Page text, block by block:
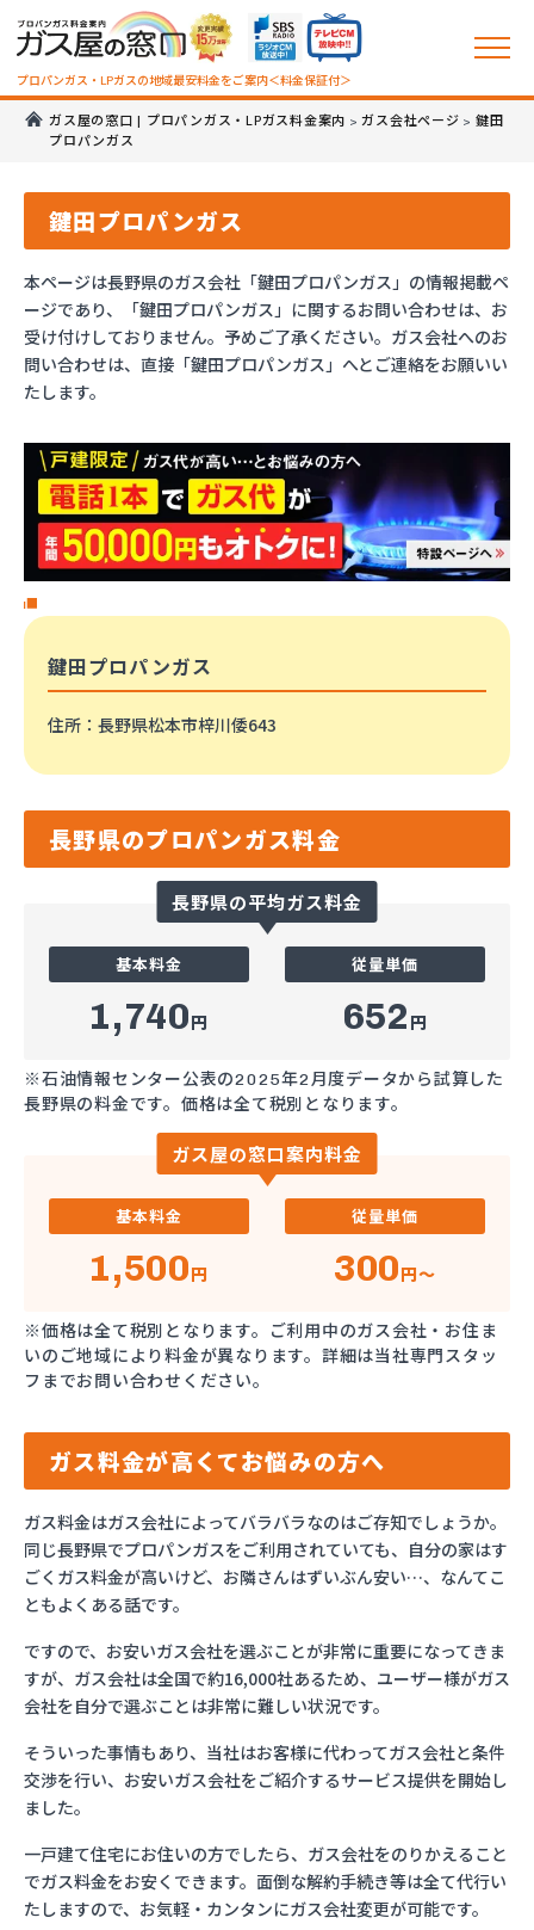
プロパンガス・LPガスの地域最安料金をご案内＜料金保証付＞
ガス屋の窓口 | プロパンガス・LPガス料金案内 >ガス会社ページ > 鍵田
プロパンガス
鍵田プロパンガス
本ページは長野県のガス会社「鍵田プロパンガス」の情報掲載ペ
ージであり、「鍵田プロパンガス」に関するお問い合わせは、お
受け付けしておりません。予めご了承ください。ガス会社へのお
問い合わせは、直接「鍵田プロパンガス」へとご連絡をお願いい
たします。
鍵田プロパンガス
住所 ：長野県松本市梓川倭643
長野県のプロパンガス料金
長野県の平均ガス料金
基本料金
1,740円
従量単価
652 円
※石油情報センター公表の2025年2月度データから試算した
長野県の料金です。価格は全て税別となります。
ガス屋の窓口案内料金
基本料金
1,500円
従量単価
300円～
※価格は全て税別となります。ご利用中のガス会社・お住ま
いのご地域により料金が異なります。詳細は当社専門スタッ
フまでお問い合わせください。
ガス料金が高くてお悩みの方へ
ガス料金はガス会社によってバラバラなのはご存知でしょうか。
同じ長野県でプロパンガスをご利用されていても、自分の家はす
ごくガス料金が高いけど、お隣さんはずいぶん安い…、なんてこ
ともよくある話です。
ですので、お安いガス会社を選ぶことが非常に重要になってきま
すが、ガス会社は全国で約16,000社あるため、ユーザー様がガス
会社を自分で選ぶことは非常に難しい状況です。
そういった事情もあり、当社はお客様に代わってガス会社と条件
交渉を行い、お安いガス会社をご紹介するサービス提供を開始し
ました。
一戸建て住宅にお住いの方でしたら、ガス会社をのりかえること
でガス料金をお安くできます。面倒な解約手続き等は全て代行い
たしますので、お気軽・カンタンにガス会社変更が可能です。